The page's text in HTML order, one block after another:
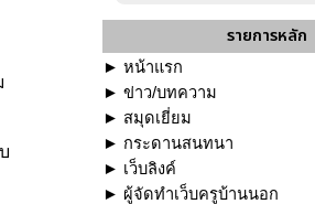
รายการหลัก
► หน้าแรก
► ข่าว/บทความ
► สมุดเยี่ยม
► กระดานสนทนา
► เว็บลิงค์
► ผู้จัดทำเว็บครูบ้านนอก